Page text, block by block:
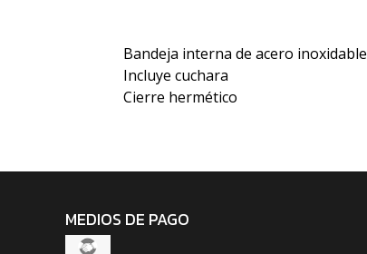
Bandeja interna de acero inoxidable
Incluye cuchara
Cierre hermético
MEDIOS DE PAGO